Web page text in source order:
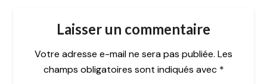
Laisser un commentaire
Votre adresse e-mail ne sera pas publiée. Les
champs obligatoires sont indiqués avec *